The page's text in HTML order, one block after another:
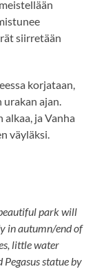
siirretään
korjataan,
ajan.
ja Vanha
väyläksi.
park will
in autumn/end of
little water
Pegasus statue by